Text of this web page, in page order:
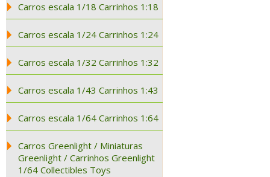
Carros escala 1/18 Carrinhos 1:18
Carros escala 1/24 Carrinhos 1:24
Carros escala 1/32 Carrinhos 1:32
Carros escala 1/43 Carrinhos 1:43
Carros escala 1/64 Carrinhos 1:64
Carros Greenlight / Miniaturas
Greenlight / Carrinhos Greenlight
1/64 Collectibles Toys